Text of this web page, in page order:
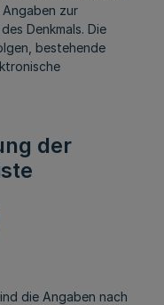
zur
Denkmals. Die
bestehende
der
die Angaben nach